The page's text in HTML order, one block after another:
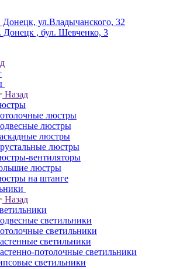
Донецк, ул.Владычанского, 32
Донецк , бул. Шевченко, 3
Назад
люстры
люстры
люстры
люстры
вентиляторы
люстры
на штанге
Назад
светильники
светильники
светильники
потолочные светильники
светильники